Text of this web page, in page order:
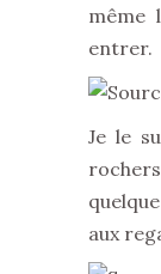
même
entrer.
Je le
aux